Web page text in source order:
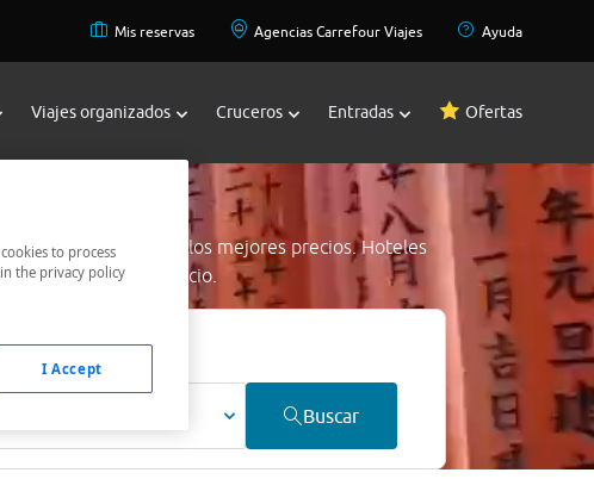
Mis reservas Agencias Carrefour Viajes Ayuda
Viajes organizados Cruceros Entradas Ofertas
en Pigeon Forge
a los mejores precios. Hoteles
al mejor precio.
Buscar
to process
the privacy policy
I Accept